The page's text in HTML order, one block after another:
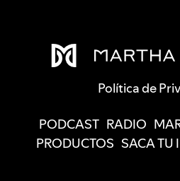
Política de
PODCAST RADIO
PRODUCTOS SACA TU